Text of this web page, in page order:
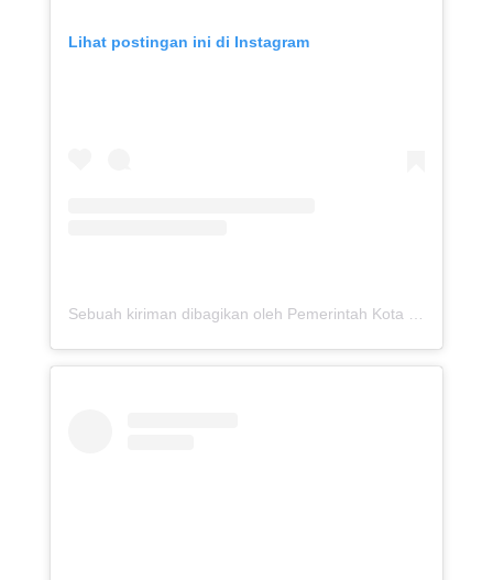
Lihat postingan ini di Instagram